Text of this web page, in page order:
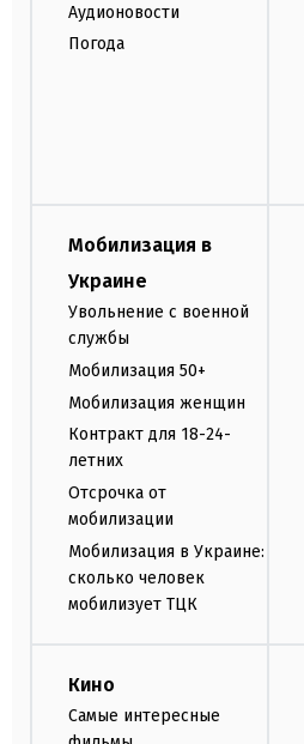
Аудионовости
Погода
Мобилизация в
Украине
Увольнение с военной
службы
Мобилизация 50+
Мобилизация женщин
Контракт для 18-24-
летних
Отсрочка от
мобилизации
Мобилизация в Украине:
сколько человек
мобилизует ТЦК
Кино
Самые интересные